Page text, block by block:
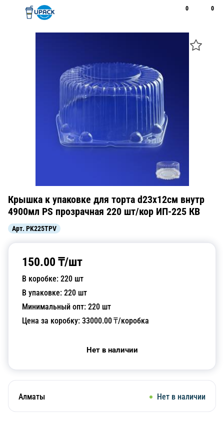
0 0
Крышка к упаковке для торта d23х12см внутр
4900мл PS прозрачная 220 шт/кор ИП-225 КВ
Арт. PK225TPV
150.00 ₸/шт
В коробке: 220 шт
В упаковке: 220 шт
Минимальный опт: 220 шт
Цена за коробку: 33000.00₸/коробка
Нет в наличии
Алматы Нет в наличии